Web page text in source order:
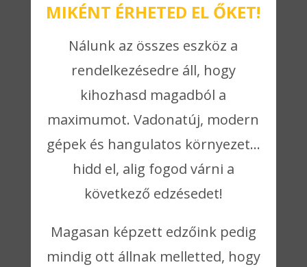
MIKÉNT ÉRHETED EL ŐKET!
Nálunk az összes eszköz a
rendelkezésedre áll, hogy
kihozhasd magadból a
maximumot. Vadonatúj, modern
gépek és hangulatos környezet…
hidd el, alig fogod várni a
következő edzésedet!
Magasan képzett edzőink pedig
mindig ott állnak melletted, hogy